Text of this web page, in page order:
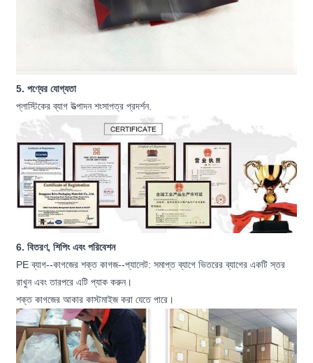
5. পণ্যের যোগ্যতা
প্লাস্টিকের ব্যাগ উত্পাদন শংসাপত্র প্রদর্শন.
6. বিতরণ, শিপিং এবং পরিবেশন
PE ব্যাগ--কাগজের শক্ত কাগজ--প্যালেট: সমাপ্ত ব্যাগে ভিতরের ব্যাগের একটি স্তর
রাখুন এবং তারপরে এটি প্যাক করুন।
শক্ত কাগজের আকার কাস্টমাইজ করা যেতে পারে।